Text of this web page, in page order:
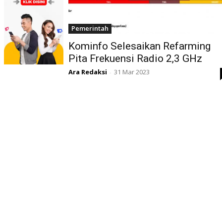
Pemerintah
Kominfo Selesaikan Refarming
Pita Frekuensi Radio 2,3 GHz
Ara Redaksi - 31 Mar 2023